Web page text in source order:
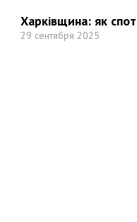
Харківщина: як
29 сентября 2025